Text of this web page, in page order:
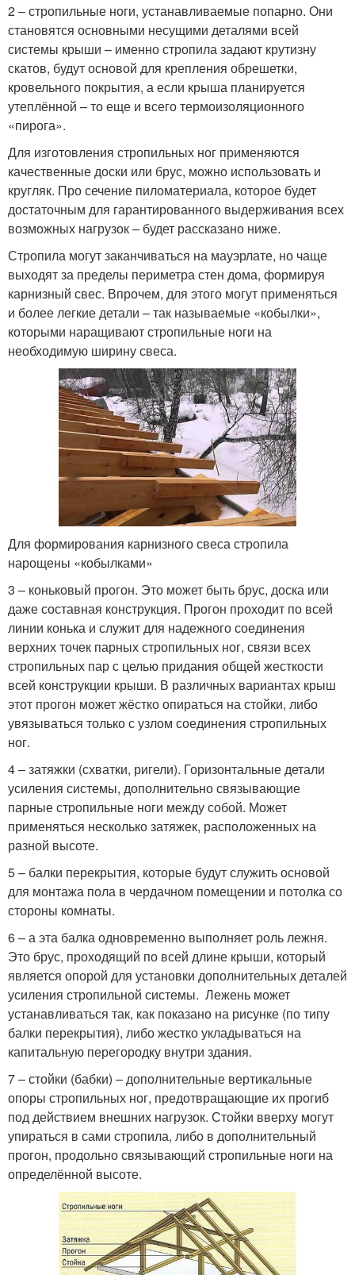
2 – стропильные ноги, устанавливаемые попарно. Они
становятся основными несущими деталями всей
системы крыши – именно стропила задают крутизну
скатов, будут основой для крепления обрешетки,
кровельного покрытия, а если крыша планируется
утеплённой – то еще и всего термоизоляционного
«пирога».
Для изготовления стропильных ног применяются
качественные доски или брус, можно использовать и
кругляк. Про сечение пиломатериала, которое будет
достаточным для гарантированного выдерживания всех
возможных нагрузок – будет рассказано ниже.
Стропила могут заканчиваться на мауэрлате, но чаще
выходят за пределы периметра стен дома, формируя
карнизный свес. Впрочем, для этого могут применяться
и более легкие детали – так называемые «кобылки»,
которыми наращивают стропильные ноги на
необходимую ширину свеса.
Для формирования карнизного свеса стропила
нарощены «кобылками»
3 – коньковый прогон. Это может быть брус, доска или
даже составная конструкция. Прогон проходит по всей
линии конька и служит для надежного соединения
верхних точек парных стропильных ног, связи всех
стропильных пар с целью придания общей жесткости
всей конструкции крыши. В различных вариантах крыш
этот прогон может жёстко опираться на стойки, либо
увязываться только с узлом соединения стропильных
ног.
4 – затяжки (схватки, ригели). Горизонтальные детали
усиления системы, дополнительно связывающие
парные стропильные ноги между собой. Может
применяться несколько затяжек, расположенных на
разной высоте.
5 – балки перекрытия, которые будут служить основой
для монтажа пола в чердачном помещении и потолка со
стороны комнаты.
6 – а эта балка одновременно выполняет роль лежня.
Это брус, проходящий по всей длине крыши, который
является опорой для установки дополнительных деталей
усиления стропильной системы. Лежень может
устанавливаться так, как показано на рисунке (по типу
балки перекрытия), либо жестко укладываться на
капитальную перегородку внутри здания.
7 – стойки (бабки) – дополнительные вертикальные
опоры стропильных ног, предотвращающие их прогиб
под действием внешних нагрузок. Стойки вверху могут
упираться в сами стропила, либо в дополнительный
прогон, продольно связывающий стропильные ноги на
определённой высоте.